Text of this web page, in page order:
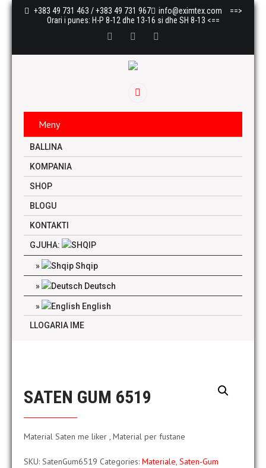
+383 49 731 463 / +383 49 731 967 info@eximtex.com
==>
Orari i punes: H-P 8-12 dhe 13-16 si dhe SH 8-13 <==
Meny
BALLINA
KOMPANIA
SHOP
BLOGU
KONTAKTI
GJUHA:
Shqip
Deutsch
English
LLOGARIA IME
SATEN GUM 6519
Material Saten me liker , Material per fustane
SKU: SatenGum6519 Categories: Materiale, Saten-Gum